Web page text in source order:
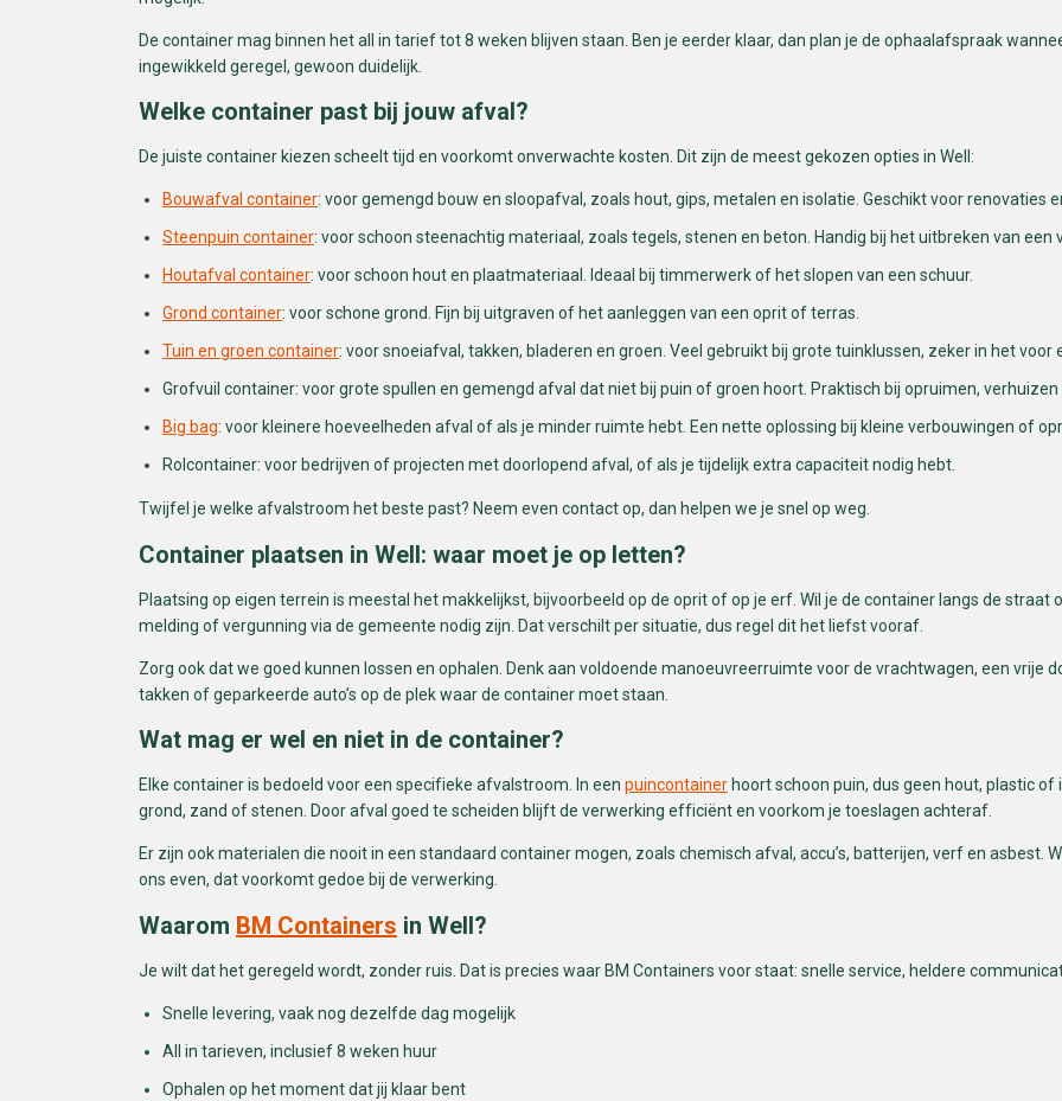
De container mag binnen het all in tarief tot 8 weken blijven staan. Ben je eerder klaar, dan plan je de ophaalafspraak
ingewikkeld geregel, gewoon duidelijk.
Welke container past bij jouw afval?
De juiste container kiezen scheelt tijd en voorkomt onverwachte kosten. Dit zijn de meest gekozen opties in Well:
Bouwafval container: voor gemengd bouw en sloopafval, zoals hout, gips, metalen en isolatie. Geschikt voor renovaties
Steenpuin container: voor schoon steenachtig materiaal, zoals tegels, stenen en beton. Handig bij het uitbreken van een
Houtafval container: voor schoon hout en plaatmateriaal. Ideaal bij timmerwerk of het slopen van een schuur.
Grond container: voor schone grond. Fijn bij uitgraven of het aanleggen van een oprit of terras.
Tuin en groen container: voor snoeiafval, takken, bladeren en groen. Veel gebruikt bij grote tuinklussen, zeker in het voor
Grofvuil container: voor grote spullen en gemengd afval dat niet bij puin of groen hoort. Praktisch bij opruimen, verhuizen
Big bag: voor kleinere hoeveelheden afval of als je minder ruimte hebt. Een nette oplossing bij kleine verbouwingen of
Rolcontainer: voor bedrijven of projecten met doorlopend afval, of als je tijdelijk extra capaciteit nodig hebt.
Twijfel je welke afvalstroom het beste past? Neem even contact op, dan helpen we je snel op weg.
Container plaatsen in Well: waar moet je op letten?
Plaatsing op eigen terrein is meestal het makkelijkst, bijvoorbeeld op de oprit of op je erf. Wil je de container langs de
melding of vergunning via de gemeente nodig zijn. Dat verschilt per situatie, dus regel dit het liefst vooraf.
Zorg ook dat we goed kunnen lossen en ophalen. Denk aan voldoende manoeuvreerruimte voor de vrachtwagen, een vrije
takken of geparkeerde auto’s op de plek waar de container moet staan.
Wat mag er wel en niet in de container?
Elke container is bedoeld voor een specifieke afvalstroom. In een puincontainer hoort schoon puin, dus geen hout, plastic
grond, zand of stenen. Door afval goed te scheiden blijft de verwerking efficiënt en voorkom je toeslagen achteraf.
Er zijn ook materialen die nooit in een standaard container mogen, zoals chemisch afval, accu’s, batterijen, verf en asbest.
ons even, dat voorkomt gedoe bij de verwerking.
Waarom BM Containers in Well?
Je wilt dat het geregeld wordt, zonder ruis. Dat is precies waar BM Containers voor staat: snelle service, heldere
Snelle levering, vaak nog dezelfde dag mogelijk
All in tarieven, inclusief 8 weken huur
Ophalen op het moment dat jij klaar bent